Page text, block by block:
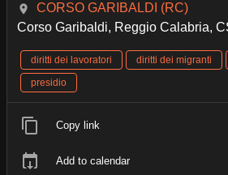
CORSO GARIBALDI (RC)
Corso Garibaldi, Reggio Calabria,
diritti dei lavoratori diritti dei migranti
presidio
Copy link
Add to calendar